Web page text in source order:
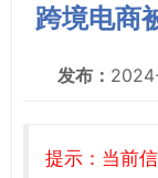
跨境电商
发布：
提示：当前